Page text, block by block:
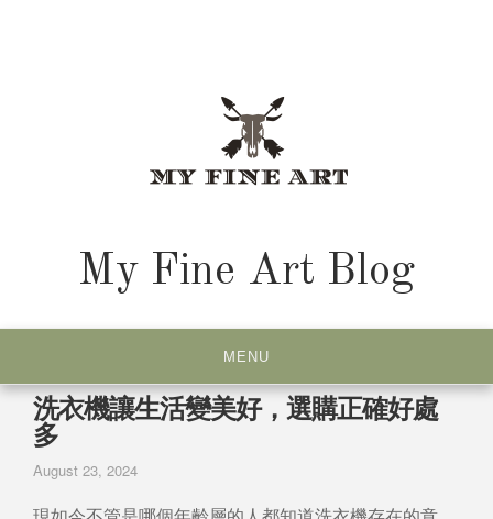
My Fine Art Blog
MENU
洗衣機讓生活變美好，選購正確好處
多
August 23, 2024